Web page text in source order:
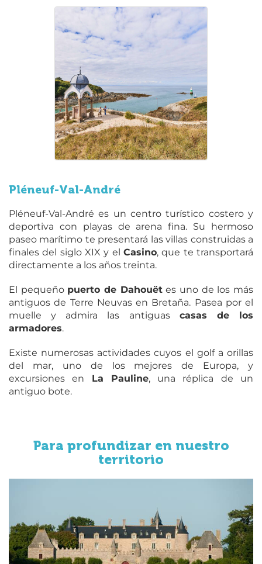
Pléneuf-Val-André
Pléneuf-Val-André es un centro turístico costero y
deportiva con playas de arena fina. Su hermoso
paseo marítimo te presentará las villas construidas a
finales del siglo XIX y el Casino, que te transportará
directamente a los años treinta.
El pequeño puerto de Dahouëtes uno de los más
antiguos de Terre Neuvas en Bretaña. Pasea por el
muelle y admira las antiguas casas de los
armadores.
Existe numerosas actividades cuyos el golf a orillas
del mar, uno de los mejores de Europa, y
excursiones en La Pauline, una réplica de un
antiguo bote.
Para profundizar en nuestro
territorio